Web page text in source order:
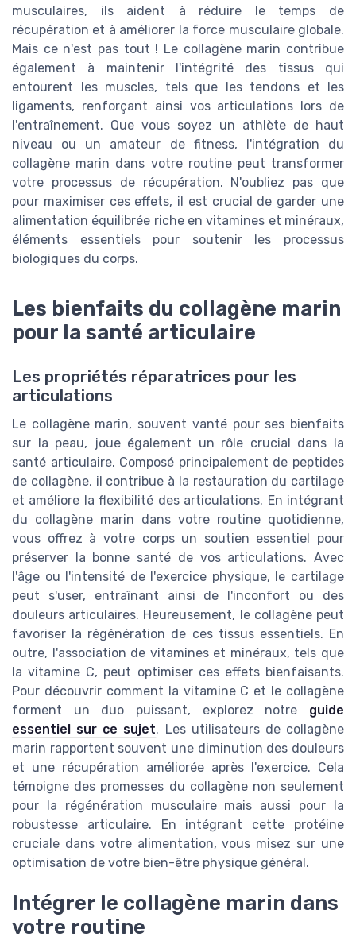
musculaires, ils aident à réduire le temps de
récupération et à améliorer la force musculaire globale.
Mais ce n'est pas tout ! Le collagène marin contribue
également à maintenir l'intégrité des tissus qui
entourent les muscles, tels que les tendons et les
ligaments, renforçant ainsi vos articulations lors de
l'entraînement. Que vous soyez un athlète de haut
niveau ou un amateur de fitness, l'intégration du
collagène marin dans votre routine peut transformer
votre processus de récupération. N'oubliez pas que
pour maximiser ces effets, il est crucial de garder une
alimentation équilibrée riche en vitamines et minéraux,
éléments essentiels pour soutenir les processus
biologiques du corps.
Les bienfaits du collagène marin
pour la santé articulaire
Les propriétés réparatrices pour les
articulations
Le collagène marin, souvent vanté pour ses bienfaits
sur la peau, joue également un rôle crucial dans la
santé articulaire. Composé principalement de peptides
de collagène, il contribue à la restauration du cartilage
et améliore la flexibilité des articulations. En intégrant
du collagène marin dans votre routine quotidienne,
vous offrez à votre corps un soutien essentiel pour
préserver la bonne santé de vos articulations. Avec
l'âge ou l'intensité de l'exercice physique, le cartilage
peut s'user, entraînant ainsi de l'inconfort ou des
douleurs articulaires. Heureusement, le collagène peut
favoriser la régénération de ces tissus essentiels. En
outre, l'association de vitamines et minéraux, tels que
la vitamine C, peut optimiser ces effets bienfaisants.
Pour découvrir comment la vitamine C et le collagène
forment un duo puissant, explorez notre guide
essentiel sur ce sujet. Les utilisateurs de collagène
marin rapportent souvent une diminution des douleurs
et une récupération améliorée après l'exercice. Cela
témoigne des promesses du collagène non seulement
pour la régénération musculaire mais aussi pour la
robustesse articulaire. En intégrant cette protéine
cruciale dans votre alimentation, vous misez sur une
optimisation de votre bien-être physique général.
Intégrer le collagène marin dans
votre routine